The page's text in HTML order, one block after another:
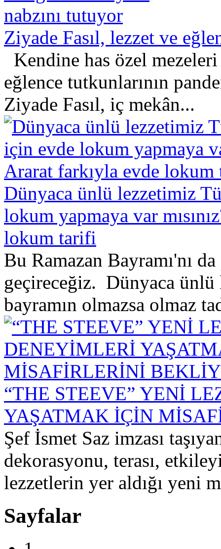
Ziyade Fasıl, lezzet ve
Kendine has özel
eğlence tutkunlarının
Ziyade Fasıl, iç mekân...
Dünyaca ünlü lezzetimiz
lokum yapmaya var
lokum tarifi
Bu Ramazan Bayramı'nı
geçireceğiz. Dünyaca
bayramın olmazsa olmaz
“THE STEEVE” YENİ
YAŞATMAK İÇİN
Şef İsmet Saz imzası
dekorasyonu, terası,
lezzetlerin yer aldığı yeni
Sayfalar